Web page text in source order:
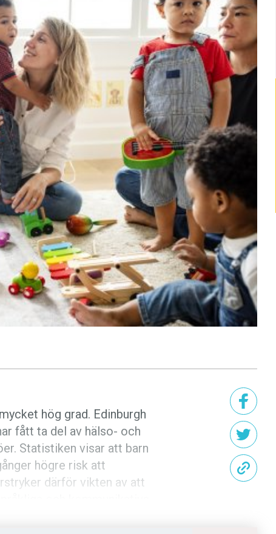
hög grad. Edinburgh
fått ta del av hälso- och
Statistiken visar att barn
högre risk att
därför vikten av att